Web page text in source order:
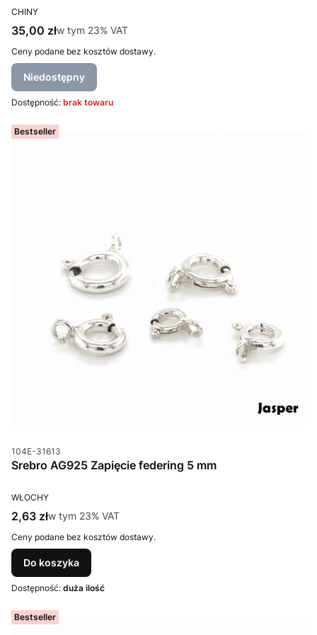
PRODUCENT
CHINY
Cena brutto
35,00 złw tym %s VAT
w tym 23% VAT
Ceny podane bez kosztów dostawy.
Niedostępny
Dostępność: brak towaru
Bestseller
Kod produktu
104E-31613
Srebro AG925 Zapięcie federing 5 mm
PRODUCENT
WŁOCHY
Cena brutto
2,63 złw tym %s VAT
w tym 23% VAT
Ceny podane bez kosztów dostawy.
Do koszyka
Dostępność: duża ilość
Bestseller